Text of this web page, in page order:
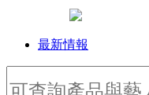
最新情報